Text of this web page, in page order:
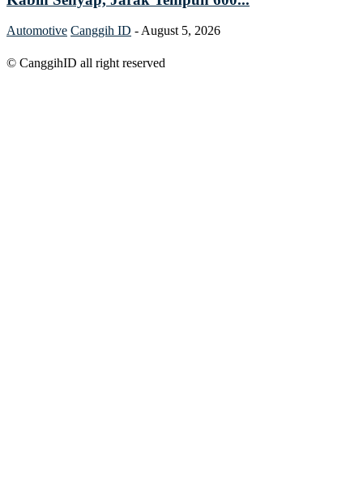
Automotive Canggih ID -August 5, 2026
© CanggihID all right reserved